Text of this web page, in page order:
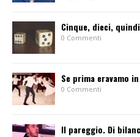
Cinque, dieci,
0 Commenti
Se prima eravamo
0 Commenti
Il pareggio. Di